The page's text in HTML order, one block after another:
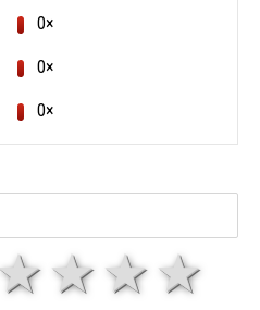
0×
0×
0×
4
3
звезди
1 звезда